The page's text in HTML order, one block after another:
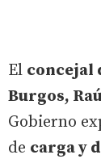
El concejal
Burgos,
Gobierno
de carga y